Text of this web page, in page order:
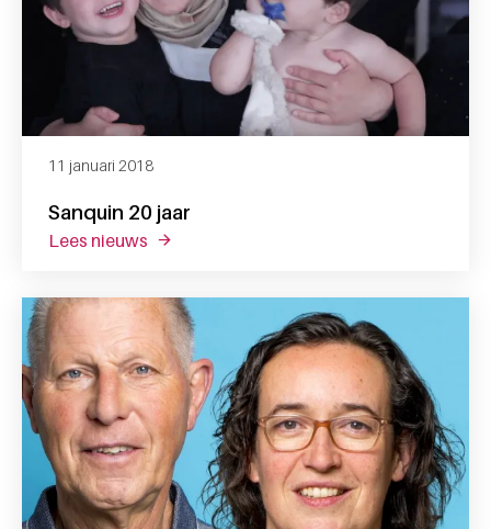
Sanquin 20 jaar
11 januari 2018
lees nieuws over sanquin 20 jaar